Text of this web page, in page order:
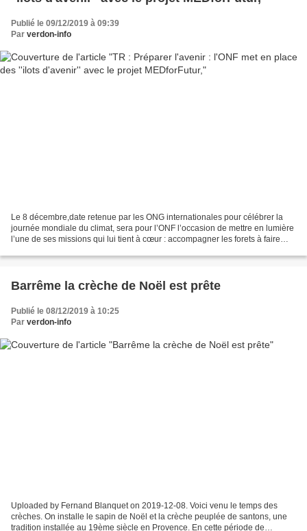
Publié le 09/12/2019 à 09:39
Par verdon-info
Le 8 décembre,date retenue par les ONG internationales pour célébrer la
journée mondiale du climat, sera pour l’ONF l’occasion de mettre en lumière
l’une de ses missions qui lui tient à cœur : accompagner les forets à faire
Barrême la crèche de Noël est prête
Publié le 08/12/2019 à 10:25
Par verdon-info
Uploaded by Fernand Blanquet on 2019-12-08. Voici venu le temps des
crèches. On installe le sapin de Noël et la crèche peuplée de santons, une
tradition installée au 19ème siècle en Provence. En cette période de